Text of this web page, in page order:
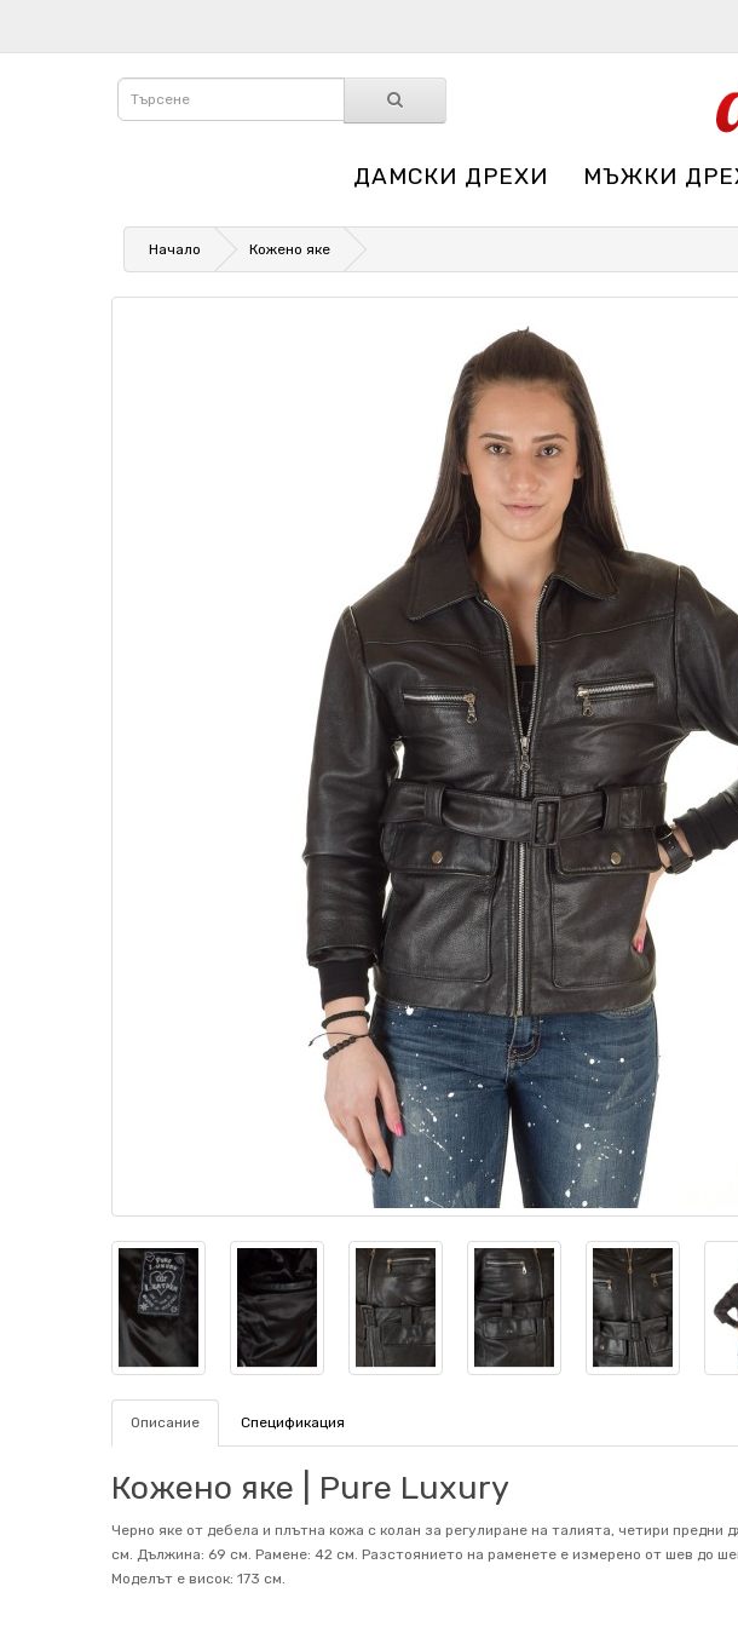
ДАМСКИ ДРЕХИ МЪЖКИ
Начало Кожено яке
Описание Спецификация
Кожено яке | Pure Luxury
Черно яке от дебела и плътна кожа с колан за регулиране на талията, четири предни
см. Дължина: 69 см. Рамене: 42 см. Разстоянието на раменете е измерено от шев до
Mоделът е висок: 173 см.